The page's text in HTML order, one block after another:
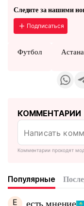
Следите за нашими
Подписаться
Футбол Астана
КОММЕНТАРИИ
Комментарии проходят
Популярные
Е есть мнение